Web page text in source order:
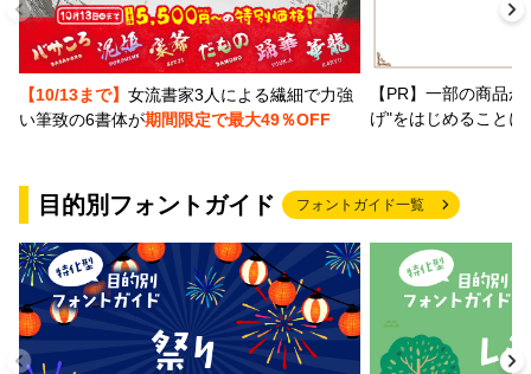
【10/13まで】 女流書家3人による繊細で力強
い筆致の6書体が期間限定で最大49％OFF
【PR】一部の商品
げ"をはじめること
目的別フォントガイド フォントガイド一覧